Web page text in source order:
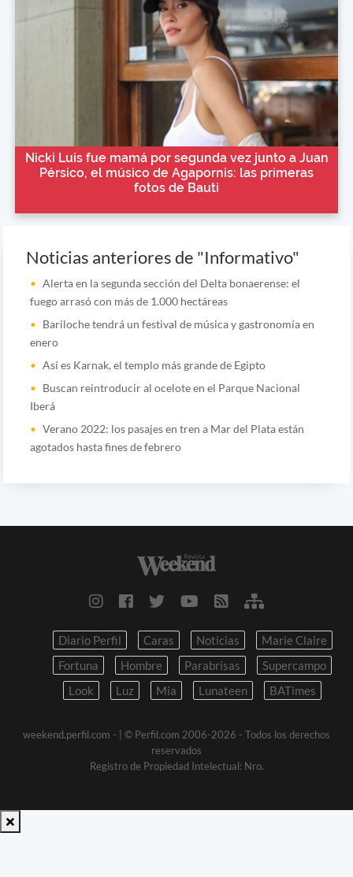
Nicki Luis fue mamá por segunda vez junto a Juan
Pérsico, el músico de Agapornis: las primeras
fotos de Bauti
Noticias anteriores de "Informativo"
Alerta en la segunda sección del Delta bonaerense: el
fuego arrasó con más de 1.000 hectáreas
Bariloche tendrá un festival de música y gastronomía en
enero
Así es Karnak, el templo más grande de Egipto
Buscan reintroducir al ocelote en el Parque Nacional
Iberá
Verano 2022: los pasajes en tren a Mar del Plata están
agotados hasta fines de febrero
Diario Perfil Caras Noticias
Marie Claire
Fortuna
Hombre Parabrisas
Supercampo
Look
Luz Mia Lunateen BATimes
weekend.perfil.com -
| © Perfil.com 2006-2026 - Todos los derechos
reservados
Registro de Propiedad Intelectual: Nro.